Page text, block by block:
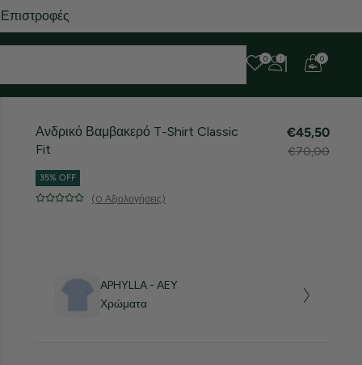
0 0
Ανδρικό Βαμβακερό T-Shirt Classic
Fit
€45,50
€70,00
35% OFF
(0 Αξιολογήσεις)
APHYLLA - AEY
Χρώματα